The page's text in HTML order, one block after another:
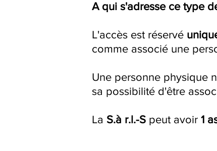
A qui s'adresse ce type
L'accès est réservé
comme associé une
Une personne physique
sa possibilité d'être
La S.à r.l.-S peut avoir 1